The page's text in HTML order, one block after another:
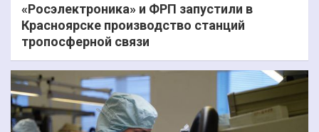
«Росэлектроника» и ФРП запустили в
Красноярске производство станций
тропосферной связи